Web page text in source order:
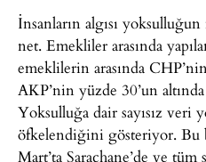
İnsanların algısı
net. Emekliler arasında
emeklilerin arasında
AKP’nin yüzde 30’un
Yoksulluğa dair sayısız veri
öfkelendiğini gösteriyor. Bu
Mart’ta Saraçhane’de ve tüm